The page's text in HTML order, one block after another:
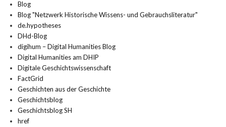
Blog
Blog "Netzwerk Historische Wissens- und Gebrauchsliteratur"
de.hypotheses
DHd-Blog
digihum – Digital Humanities Blog
Digital Humanities am DHIP
Digitale Geschichtswissenschaft
FactGrid
Geschichten aus der Geschichte
Geschichtsblog
Geschichtsblog SH
href